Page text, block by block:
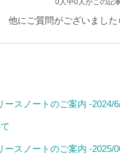
0人中0人がこの記
他にご質問がございました
ースノートのご案内 -2024/
ースノートのご案内 -2025/